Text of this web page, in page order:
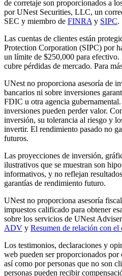
de corretaje son proporcionados a
por UNest Securities, LLC, un
SEC y miembro de FINRA y SIPC.
Las cuentas de clientes están
Protection Corporation (SIPC) por
un límite de $250,000 para
cubre pérdidas de mercado. Para
UNest no proporciona asesoría de
bancarios ni sobre inversiones
FDIC u otra agencia
inversiones pueden perder valor.
inversión, su tolerancia al riesgo y
invertir. El rendimiento pasado no
futuros.
Las proyecciones de inversión,
ilustrativos que se muestran son
informativos, y no reflejan
garantías de rendimiento futuro.
UNest no proporciona asesoría
impuestos calificado para obtener
sobre los servicios de UNest
ADV y Resumen de relación con el
Los testimonios, declaraciones y
web pueden ser proporcionados por
así como por personas que no son
personas pueden recibir